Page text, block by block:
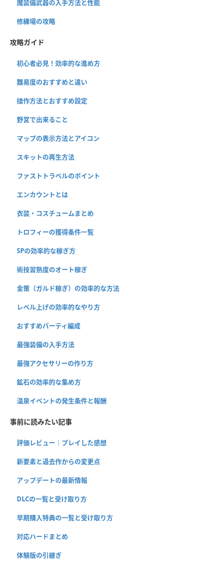
魔装備武器の入手方法と性能
修練場の攻略
攻略ガイド
初心者必見！効率的な進め方
難易度のおすすめと違い
操作方法とおすすめ設定
野営で出来ること
マップの表示方法とアイコン
スキットの再生方法
ファストトラベルのポイント
エンカウントとは
衣装・コスチュームまとめ
トロフィーの獲得条件一覧
SPの効率的な稼ぎ方
術技習熟度のオート稼ぎ
金策（ガルド稼ぎ）の効率的な方法
レベル上げの効率的なやり方
おすすめパーティ編成
最強装備の入手方法
最強アクセサリーの作り方
鉱石の効率的な集め方
温泉イベントの発生条件と報酬
事前に読みたい記事
評価レビュー｜プレイした感想
新要素と過去作からの変更点
アップデートの最新情報
DLCの一覧と受け取り方
早期購入特典の一覧と受け取り方
対応ハードまとめ
体験版の引継ぎ